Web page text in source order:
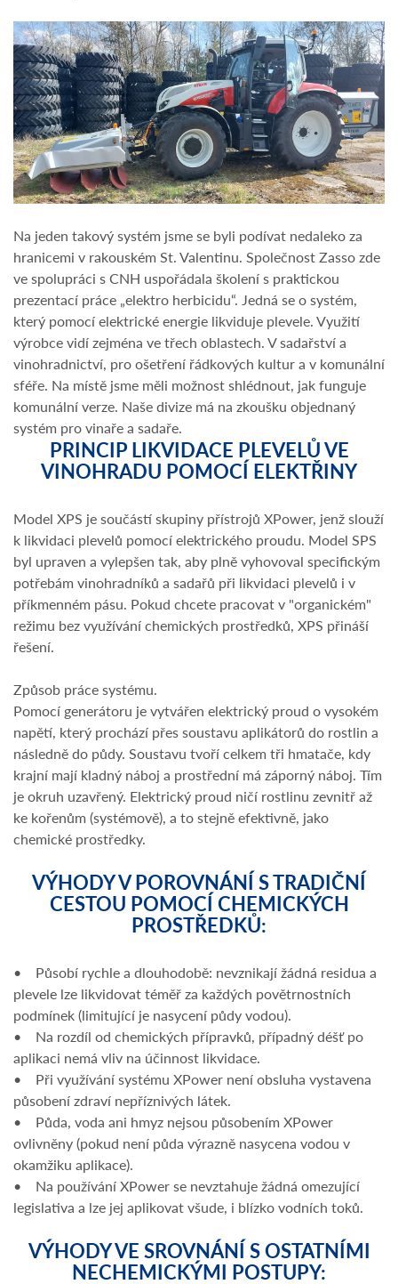
Na jeden takový systém jsme se byli podívat nedaleko za
hranicemi v rakouském St. Valentinu. Společnost Zasso zde
ve spolupráci s CNH uspořádala školení s praktickou
prezentací práce „elektro herbicidu“. Jedná se o systém,
který pomocí elektrické energie likviduje plevele. Využití
výrobce vidí zejména ve třech oblastech. V sadařství a
vinohradnictví, pro ošetření řádkových kultur a v komunální
sféře. Na místě jsme měli možnost shlédnout, jak funguje
komunální verze. Naše divize má na zkoušku objednaný
systém pro vinaře a sadaře.
PRINCIP LIKVIDACE PLEVELŮ VE
VINOHRADU POMOCÍ ELEKTŘINY
Model XPS je součástí skupiny přístrojů XPower, jenž slouží
k likvidaci plevelů pomocí elektrického proudu. Model SPS
byl upraven a vylepšen tak, aby plně vyhovoval specifickým
potřebám vinohradníků a sadařů při likvidaci plevelů i v
příkmenném pásu. Pokud chcete pracovat v "organickém"
režimu bez využívání chemických prostředků, XPS přináší
řešení.
Způsob práce systému.
Pomocí generátoru je vytvářen elektrický proud o vysokém
napětí, který prochází přes soustavu aplikátorů do rostlin a
následně do půdy. Soustavu tvoří celkem tři hmatače, kdy
krajní mají kladný náboj a prostřední má záporný náboj. Tím
je okruh uzavřený. Elektrický proud ničí rostlinu zevnitř až
ke kořenům (systémově), a to stejně efektivně, jako
chemické prostředky.
VÝHODY V POROVNÁNÍ S TRADIČNÍ
CESTOU POMOCÍ CHEMICKÝCH
PROSTŘEDKŮ:
• Působí rychle a dlouhodobě: nevznikají žádná residua a
plevele lze likvidovat téměř za každých povětrnostních
podmínek (limitující je nasycení půdy vodou).
• Na rozdíl od chemických přípravků, případný déšť po
aplikaci nemá vliv na účinnost likvidace.
• Při využívání systému XPower není obsluha vystavena
působení zdraví nepříznivých látek.
• Půda, voda ani hmyz nejsou působením XPower
ovlivněny (pokud není půda výrazně nasycena vodou v
okamžiku aplikace).
• Na používání XPower se nevztahuje žádná omezující
legislativa a lze jej aplikovat všude, i blízko vodních toků.
VÝHODY VE SROVNÁNÍ S OSTATNÍMI
NECHEMICKÝMI POSTUPY: